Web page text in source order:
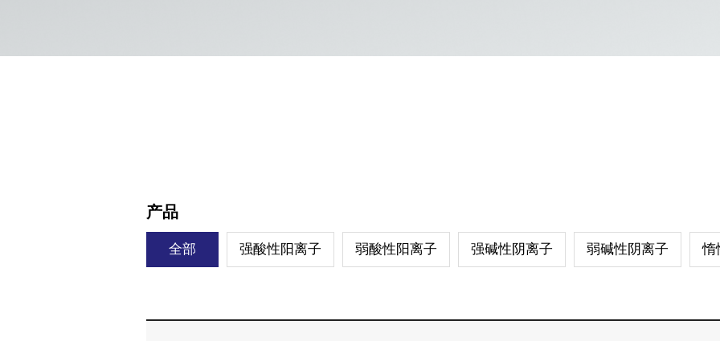
产品
全部 强酸性阳离子 弱酸性阳离子 强碱性阴离子 弱碱性阴离子 惰